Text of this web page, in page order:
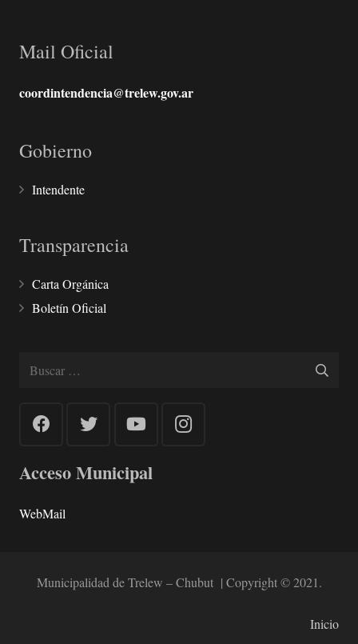
Mail Oficial
coordintendencia@trelew.gov.ar
Gobierno
Intendente
Transparencia
Carta Orgánica
Boletín Oficial
Acceso Municipal
WebMail
Municipalidad de Trelew – Chubut | Copyright © 2021.
Inicio